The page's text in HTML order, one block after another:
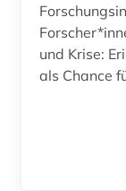
und Krise:
als Chance